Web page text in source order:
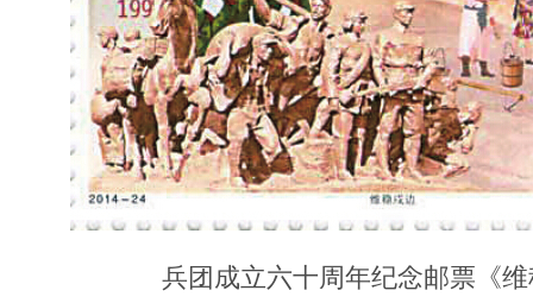
兵团成立六十周年纪念邮票《